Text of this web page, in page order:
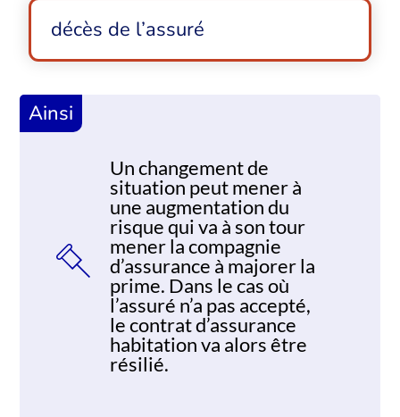
décès de l’assuré
Un changement de
situation peut mener à
une augmentation du
risque qui va à son tour
mener la compagnie
d’assurance à majorer la
prime. Dans le cas où
l’assuré n’a pas accepté,
le contrat d’assurance
habitation va alors être
résilié.
Ainsi